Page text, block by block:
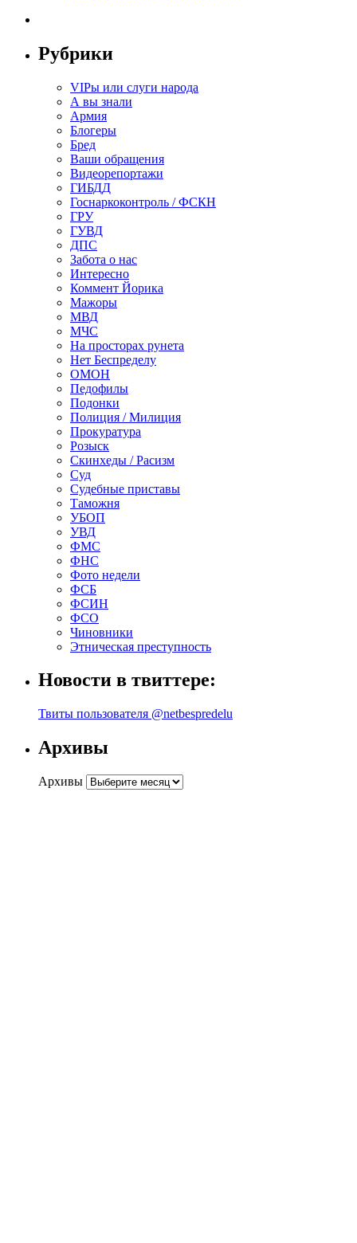
Рубрики
VIPы или слуги народа
А вы знали
Армия
Блогеры
Бред
Ваши обращения
Видеорепортажи
ГИБДД
Госнаркоконтроль / ФСКН
ГРУ
ГУВД
ДПС
Забота о нас
Интересно
Коммент Йорика
Мажоры
МВД
МЧС
На просторах рунета
Нет Беспределу
ОМОН
Педофилы
Подонки
Полиция / Милиция
Прокуратура
Розыск
Скинхеды / Расизм
Суд
Судебные приставы
Таможня
УБОП
УВД
ФМС
ФНС
Фото недели
ФСБ
ФСИН
ФСО
Чиновники
Этническая преступность
Новости в твиттере:
Твиты пользователя @netbespredelu
Архивы
Архивы